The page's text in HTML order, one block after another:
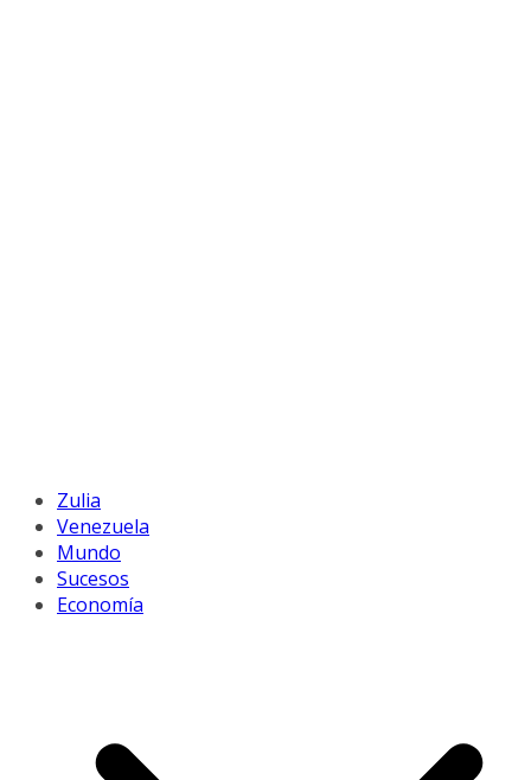
Zulia
Venezuela
Mundo
Sucesos
Economía